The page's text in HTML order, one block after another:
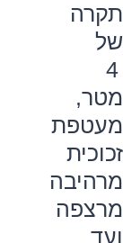
תקרה
של
4
מטר,
מעטפת
זכוכית
מרהיבה
מרצפה
ועד